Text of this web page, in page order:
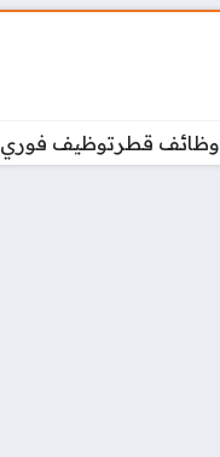
وظائف قطر توظيف فوري